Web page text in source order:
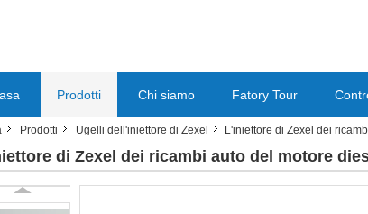
Prodotti Chi siamo Fatory Tour
Prodotti Ugelli dell'iniettore di Zexel L'iniettore di Zexel dei
di Zexel dei ricambi auto del motore